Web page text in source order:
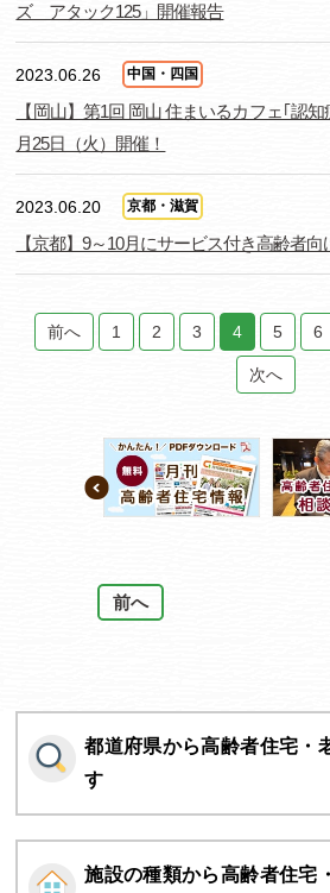
ズ アタック125」開催報告
2023.06.26 中国・四国
【岡山】第1回 岡山 住まいるカフェ｢認
月25日（火）開催！
2023.06.20 京都・滋賀
【京都】9～10月にサービス付き高齢者
前へ 1 2 3 4 5 6
次へ
前へ
都道府県から高齢者住宅・
す
施設の種類から高齢者住宅